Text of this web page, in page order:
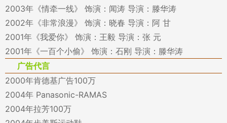
2003年《情牵一线》 饰演：闻涛 导演：滕华涛
2002年《非常浪漫》 饰演：晓春 导演：阿 甘
2001年《我爱你》 饰演：王毅 导演：张 元
2001年《一百个小偷》 饰演：石刚 导演：滕华涛
广告代言
2000年肯德基广告100万
2004年 Panasonic-RAMAS
2004年拉芳100万